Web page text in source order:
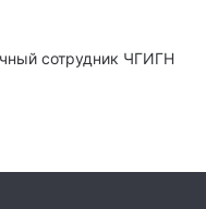
сотрудник ЧГИГН